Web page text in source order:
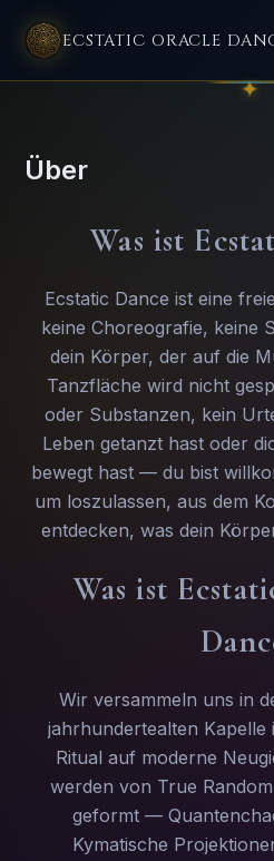
ECSTATIC ORACLE
Über
Was ist
Ecstatic Dance ist eine
keine Choreografie, keine
dein Körper, der auf die
Tanzfläche wird nicht
oder Substanzen, kein
Leben getanzt hast oder
bewegt hast — du bist
um loszulassen, aus dem
entdecken, was dein
Was ist
Wir versammeln uns in
jahrhundertealten Kapelle
Ritual auf moderne
werden von True
geformt —
Kymatische